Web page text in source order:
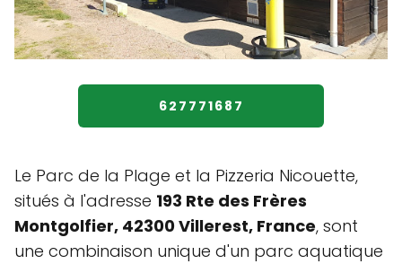
627771687
Le Parc de la Plage et la Pizzeria Nicouette,
situés à l'adresse 193 Rte des Frères
Montgolfier, 42300 Villerest, France, sont
une combinaison unique d'un parc aquatique